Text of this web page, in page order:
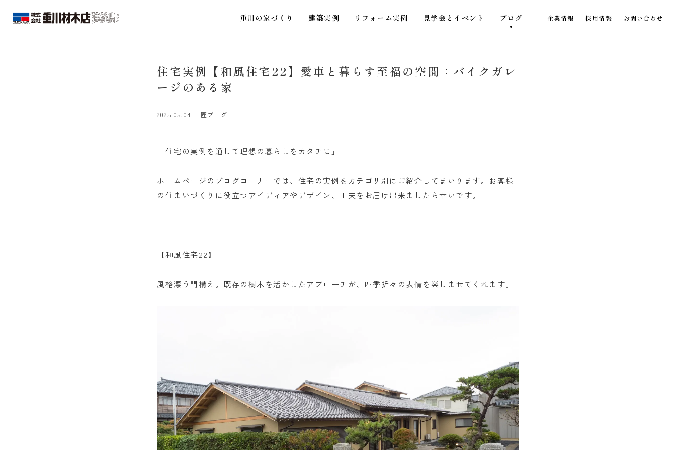
重川の家づくり 建築実例 リフォーム実例 見学会とイベント ブログ 企業情報 採用情報 お問い合わせ
住宅実例【和風住宅22】愛車と暮らす至福の空間：バイクガレ
ージのある家
2025.05.04 匠ブログ
「住宅の実例を通して理想の暮らしをカタチに」
ホームページのブログコーナーでは、住宅の実例をカテゴリ別にご紹介してまいります。お客様
の住まいづくりに役立つアイディアやデザイン、工夫をお届け出来ましたら幸いです。
【和風住宅22】
風格漂う門構え。既存の樹木を活かしたアプローチが、四季折々の表情を楽しませてくれます。